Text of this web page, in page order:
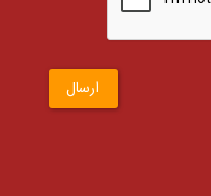
ارسال